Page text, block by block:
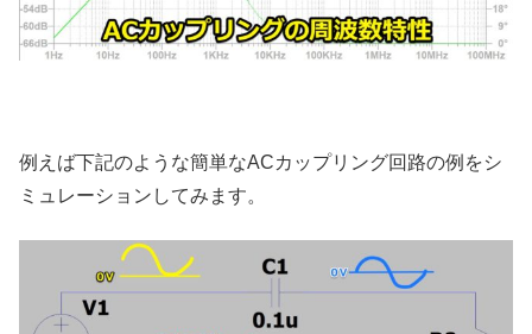
例えば下記のような簡単なACカップリング回路の例をシ
ミュレーションしてみます。